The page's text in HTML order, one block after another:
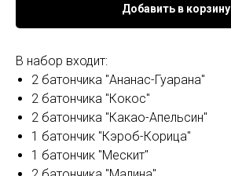
Добавить в корзину
В набор входит:
2 батончика "Ананас-Гуарана"
2 батончика "Кокос"
2 батончика "Какао-Апельсин"
1 батончик "Кэроб-Корица"
1 батончик "Мескит"